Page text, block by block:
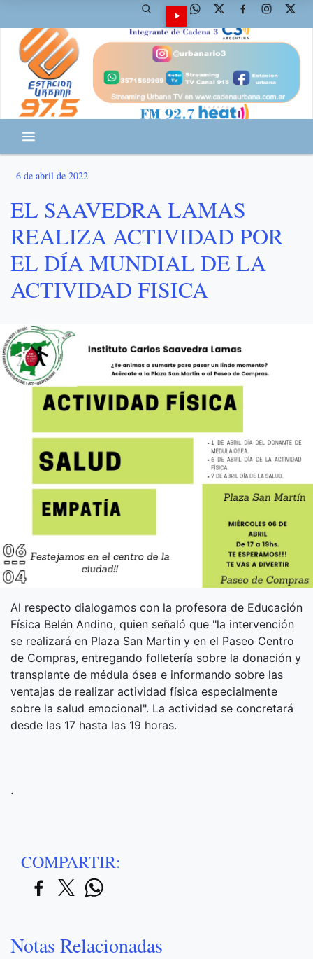
6 de abril de 2022
EL SAAVEDRA LAMAS
REALIZA ACTIVIDAD POR
EL DÍA MUNDIAL DE LA
ACTIVIDAD FISICA
Al respecto dialogamos con la profesora de Educación
Física Belén Andino, quien señaló que "la intervención
se realizará en Plaza San Martin y en el Paseo Centro
de Compras, entregando folletería sobre la donación y
transplante de médula ósea e informando sobre las
ventajas de realizar actividad física especialmente
sobre la salud emocional". La actividad se concretará
desde las 17 hasta las 19 horas.
.
COMPARTIR:
Notas Relacionadas